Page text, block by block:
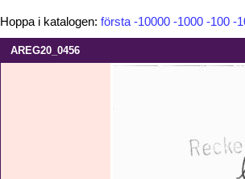
Hoppa i katalogen: första -10000 -1000 -100 -
AREG20_0456